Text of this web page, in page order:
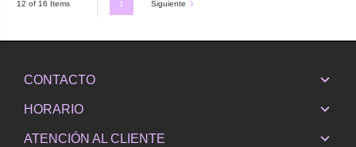
12 of 16 Items 1 Siguiente
CONTACTO
HORARIO
ATENCIÓN AL CLIENTE